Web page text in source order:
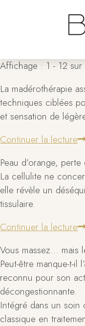
Affichage : 1 - 12 sur
La madérothérapie
techniques ciblées
et sensation de
Continuer la lecture
Peau d’orange,
La cellulite ne
elle révèle un
tissulaire.
Continuer la lecture
Vous massez… mais
Peut-être manque-t-il
reconnu pour son
décongestionnante.
Intégré dans un soin
classique en